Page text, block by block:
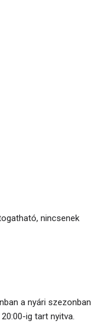
nincsenek
a nyári szezonban
ig tart nyitva.